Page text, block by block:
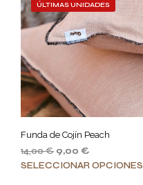
ÚLTIMAS UNIDADES
Funda de Cojín Peach
14,00€ 9,00 €
SELECCIONAR OPCIONES